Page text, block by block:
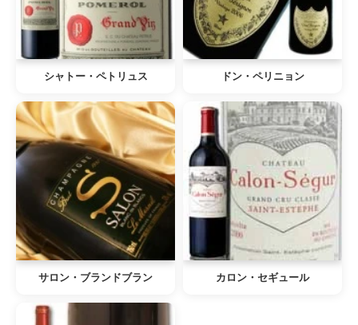
シャトー・ペトリュス ドン・ペリニョン
サロン・ブランドブラン カロン・セギュール